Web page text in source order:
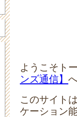
ようこそト
ンズ通信】
このサイト
ケーション